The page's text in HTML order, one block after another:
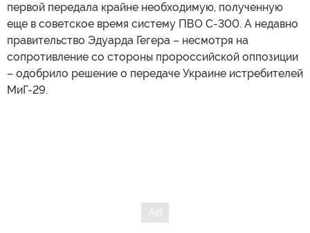
первой передала крайне необходимую, полученную
еще в советское время систему ПВО С-300. А недавно
правительство Эдуарда Гегера – несмотря на
сопротивление со стороны пророссийской оппозиции
– одобрило решение о передаче Украине истребителей
МиГ-29.